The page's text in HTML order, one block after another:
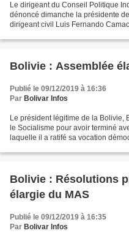
Le dirigeant du Conseil Politique
dénoncé dimanche la présidente
dirigeant civil Luis Fernando
Bolivie : Assemblée
Publié le 09/12/2019 à 16:36
Par Bolivar Infos
Le président légitime de la Bolivie,
le Socialisme pour avoir terminé
laquelle il a ratifé sa vocation
Bolivie : Résolutions
élargie du MAS
Publié le 09/12/2019 à 16:35
Par Bolivar Infos